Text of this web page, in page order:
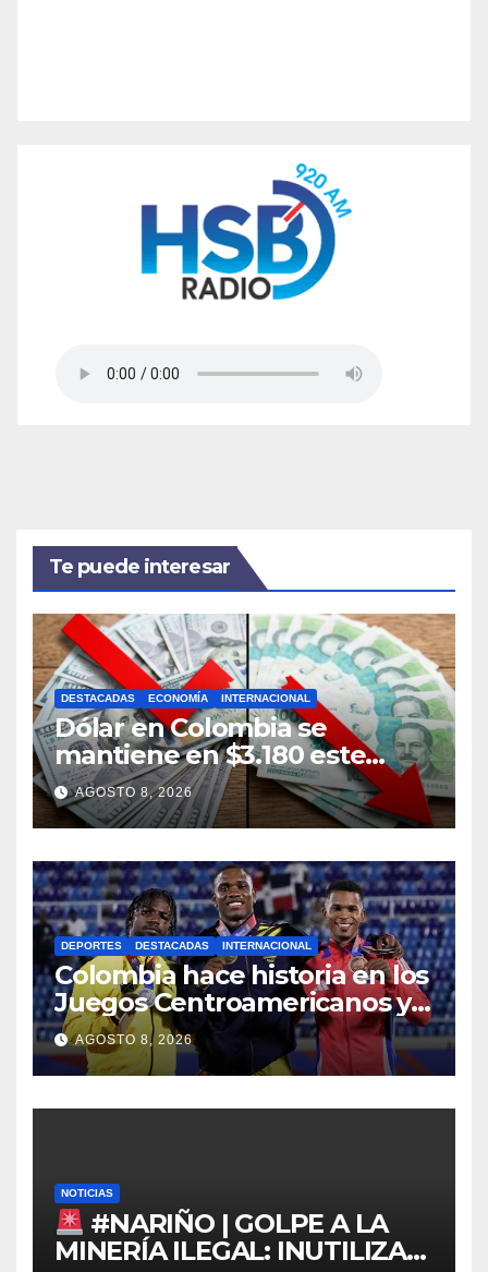
Te puede interesar
DESTACADAS ECONOMÍA INTERNACIONAL
Dólar en Colombia se
mantiene en $3.180 este
sábado
AGOSTO 8, 2026
DEPORTES DESTACADAS INTERNACIONAL
Colombia hace historia en los
Juegos Centroamericanos y
del Caribe 2026
AGOSTO 8, 2026
NOTICIAS
#NARIÑO | GOLPE A LA
MINERÍA ILEGAL: INUTILIZAN